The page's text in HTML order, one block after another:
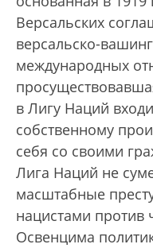
Версальских
версальско-
международных
в Лигу Наций
собственному
себя со своими
Лига Наций не
масштабные
нацистами против
Освенцима